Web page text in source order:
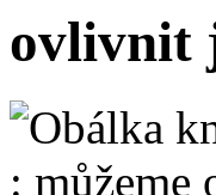
ovlivnit